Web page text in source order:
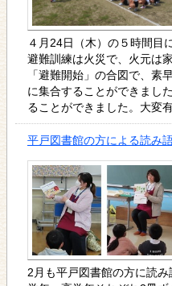
４月24日（木）の５時間目
避難訓練は火災で、火元は
「避難開始」の合図で、素
に集合することができまし
ることができました。大変
平戸図書館の方による読み
2月も平戸図書館の方に読